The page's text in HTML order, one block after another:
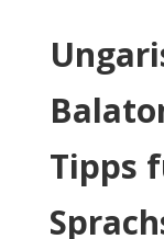
Tipps